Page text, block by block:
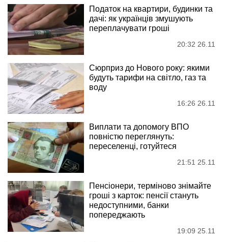
Податок на квартири, будинки та
дачі: як українців змушують
переплачувати гроші
20:32 26.11
Сюрприз до Нового року: якими
будуть тарифи на світло, газ та
воду
16:26 26.11
Виплати та допомогу ВПО
повністю переглянуть:
переселенці, готуйтеся
21:51 25.11
Пенсіонери, терміново знімайте
гроші з карток: пенсії стануть
недоступними, банки
попереджають
19:09 25.11